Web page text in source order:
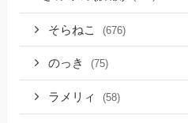
そらねこ (676)
のっき (75)
ラメリィ (58)